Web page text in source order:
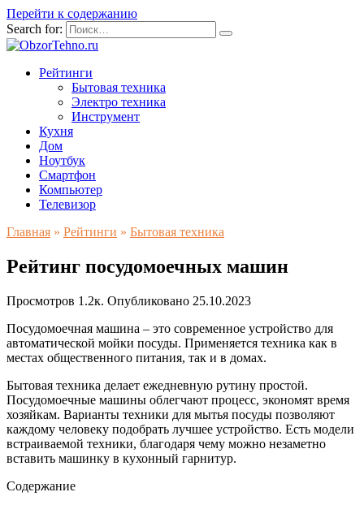
Перейти к содержанию
Search for:
Рейтинги
Бытовая техника
Электро техника
Инструмент
Кухня
Дом
Ноутбук
Смартфон
Компьютер
Телевизор
Главная » Рейтинги » Бытовая техника
Рейтинг посудомоечных машин
Просмотров 1.2к. Опубликовано 25.10.2023
Посудомоечная машина – это современное устройство для
автоматической мойки посуды. Применяется техника как в
местах общественного питания, так и в домах.
Бытовая техника делает ежедневную рутину простой.
Посудомоечные машины облегчают процесс, экономят время
хозяйкам. Варианты техники для мытья посуды позволяют
каждому человеку подобрать лучшее устройство. Есть модели
встраиваемой техники, благодаря чему можно незаметно
вставить машинку в кухонный гарнитур.
Содержание